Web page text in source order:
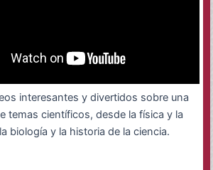
interesantes y divertidos sobre una
temas científicos, desde la física y la
biología y la historia de la ciencia.